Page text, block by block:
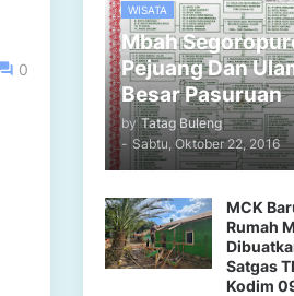
0
WISATA
Mbah
Pejuang Dan
Besar Pasuruan
by Tatag Buleng
- Sabtu, Oktober 22, 2016
MCK
Rumah
Satgas
Kodim